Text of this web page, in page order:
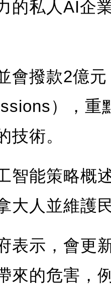
的私人AI企
會撥款2億
），
技術。
智能策略概
大人並維護
表示，會更
來的危害，